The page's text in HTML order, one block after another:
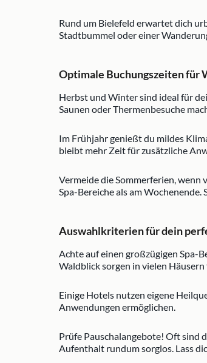
Rund um Bielefeld erwartet dich
Stadtbummel oder einer
Optimale Buchungszeiten für
Herbst und Winter sind ideal für
Saunen oder Thermenbesuche
Im Frühjahr genießt du mildes
bleibt mehr Zeit für zusätzliche
Vermeide die Sommerferien,
Spa-Bereiche als am
Auswahlkriterien für dein
Achte auf einen großzügigen Spa-
Waldblick sorgen in vielen
Einige Hotels nutzen eigene
Anwendungen ermöglichen.
Prüfe Pauschalangebote! Oft sind
Aufenthalt rundum sorglos. Lass